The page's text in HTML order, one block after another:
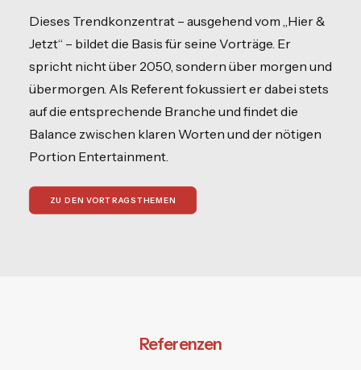
Dieses Trendkonzentrat – ausgehend vom „Hier &
Jetzt“ – bildet die Basis für seine Vorträge. Er
spricht nicht über 2050, sondern über morgen und
übermorgen. Als Referent fokussiert er dabei stets
auf die entsprechende Branche und findet die
Balance zwischen klaren Worten und der nötigen
Portion Entertainment.
ZU DEN VORTRAGSTHEMEN
Referenzen